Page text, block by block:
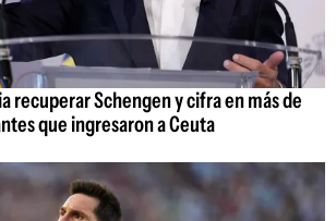
recuperar Schengen y cifra en más de
que ingresaron a Ceuta